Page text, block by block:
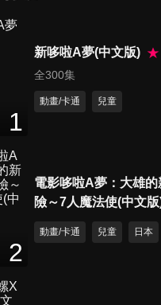
第357集 哆
拯救靜香御前
第359集 （
26分鐘
1
新哆啦A夢(中文版)
全300集
動畫/卡通 兒童
2
電影哆啦A夢：大雄的
險～7人魔法使(中文
動畫/卡通 兒童 日本